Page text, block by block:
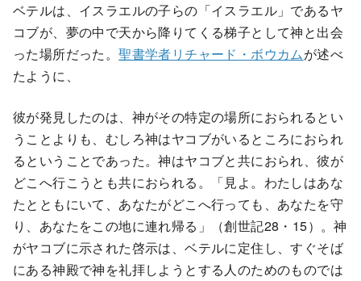
ベテルは、イスラエルの子らの「イスラエル」であるヤ
コブが、夢の中で天から降りてくる梯子として神と出会
った場所だった。聖書学者リチャード・ボウカムが述べ
たように、
彼が発見したのは、神がその特定の場所におられるとい
うことよりも、むしろ神はヤコブがいるところにおられ
るということであった。神はヤコブと共におられ、彼が
どこへ行こうとも共におられる。「見よ。わたしはあな
たとともにいて、あなたがどこへ行っても、あなたを守
り、あなたをこの地に連れ帰る」（創世記28・15）。神
がヤコブに示された啓示は、ベテルに定住し、すぐそば
にある神殿で神を礼拝しようとする人のためのものでは